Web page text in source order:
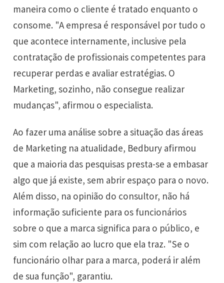
maneira como o cliente é tratado enquanto o
consome. "A empresa é responsável por tudo o
que acontece internamente, inclusive pela
contratação de profissionais competentes para
recuperar perdas e avaliar estratégias. O
Marketing, sozinho, não consegue realizar
mudanças", afirmou o especialista.
Ao fazer uma análise sobre a situação das áreas
de Marketing na atualidade, Bedbury afirmou
que a maioria das pesquisas presta-se a embasar
algo que já existe, sem abrir espaço para o novo.
Além disso, na opinião do consultor, não há
informação suficiente para os funcionários
sobre o que a marca significa para o público, e
sim com relação ao lucro que ela traz. "Se o
funcionário olhar para a marca, poderá ir além
de sua função", garantiu.